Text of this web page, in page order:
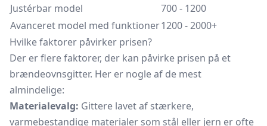
Justérbar model
700 - 1200
Avanceret model med funktioner1200 - 2000+
Hvilke faktorer påvirker prisen?
Der er flere faktorer, der kan påvirke prisen på et
brændeovnsgitter. Her er nogle af de mest
almindelige:
Materialevalg: Gittere lavet af stærkere,
varmebestandige materialer som stål eller jern er ofte